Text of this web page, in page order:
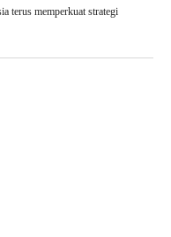
terus memperkuat strategi